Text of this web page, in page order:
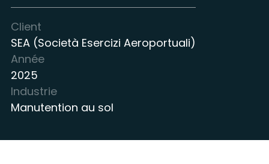
Client
SEA (Società Esercizi Aeroportuali)
Année
2025
Industrie
Manutention au sol